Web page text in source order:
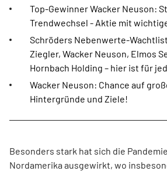
Top-Gewinner Wacker Neuson:
Trendwechsel - Aktie mit
Schröders Nebenwerte-
Ziegler, Wacker Neuson, Elmos
Hornbach Holding – hier ist für
Wacker Neuson: Chance auf
Hintergründe und Ziele!
Besonders stark hat sich die
Nordamerika ausgewirkt, wo